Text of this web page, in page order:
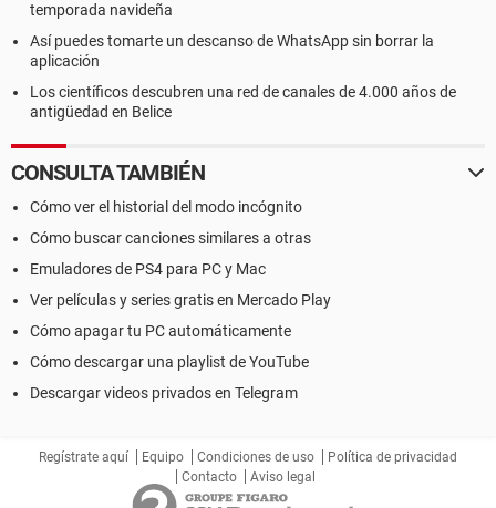
temporada navideña
Así puedes tomarte un descanso de WhatsApp sin borrar la
aplicación
Los científicos descubren una red de canales de 4.000 años de
antigüedad en Belice
CONSULTA TAMBIÉN
Cómo ver el historial del modo incógnito
Cómo buscar canciones similares a otras
Emuladores de PS4 para PC y Mac
Ver películas y series gratis en Mercado Play
Cómo apagar tu PC automáticamente
Cómo descargar una playlist de YouTube
Descargar videos privados en Telegram
Regístrate aquí Equipo Condiciones de uso
Política de privacidad
Contacto
Aviso legal